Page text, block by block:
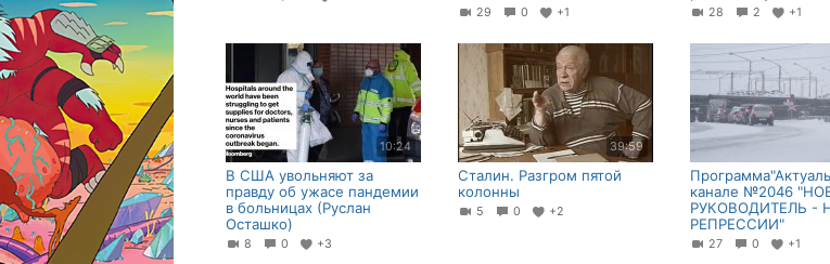
29 0 +1 28 2 +1
10:24
В США увольняют за
правду об ужасе пандемии
в больницах (Руслан
Осташко)
8 0 +3
39:59
Сталин. Разгром пятой
колонны
5 0 +2
канале №2046
РУКОВОДИТЕЛЬ -
РЕПРЕССИИ"
27 0 +1